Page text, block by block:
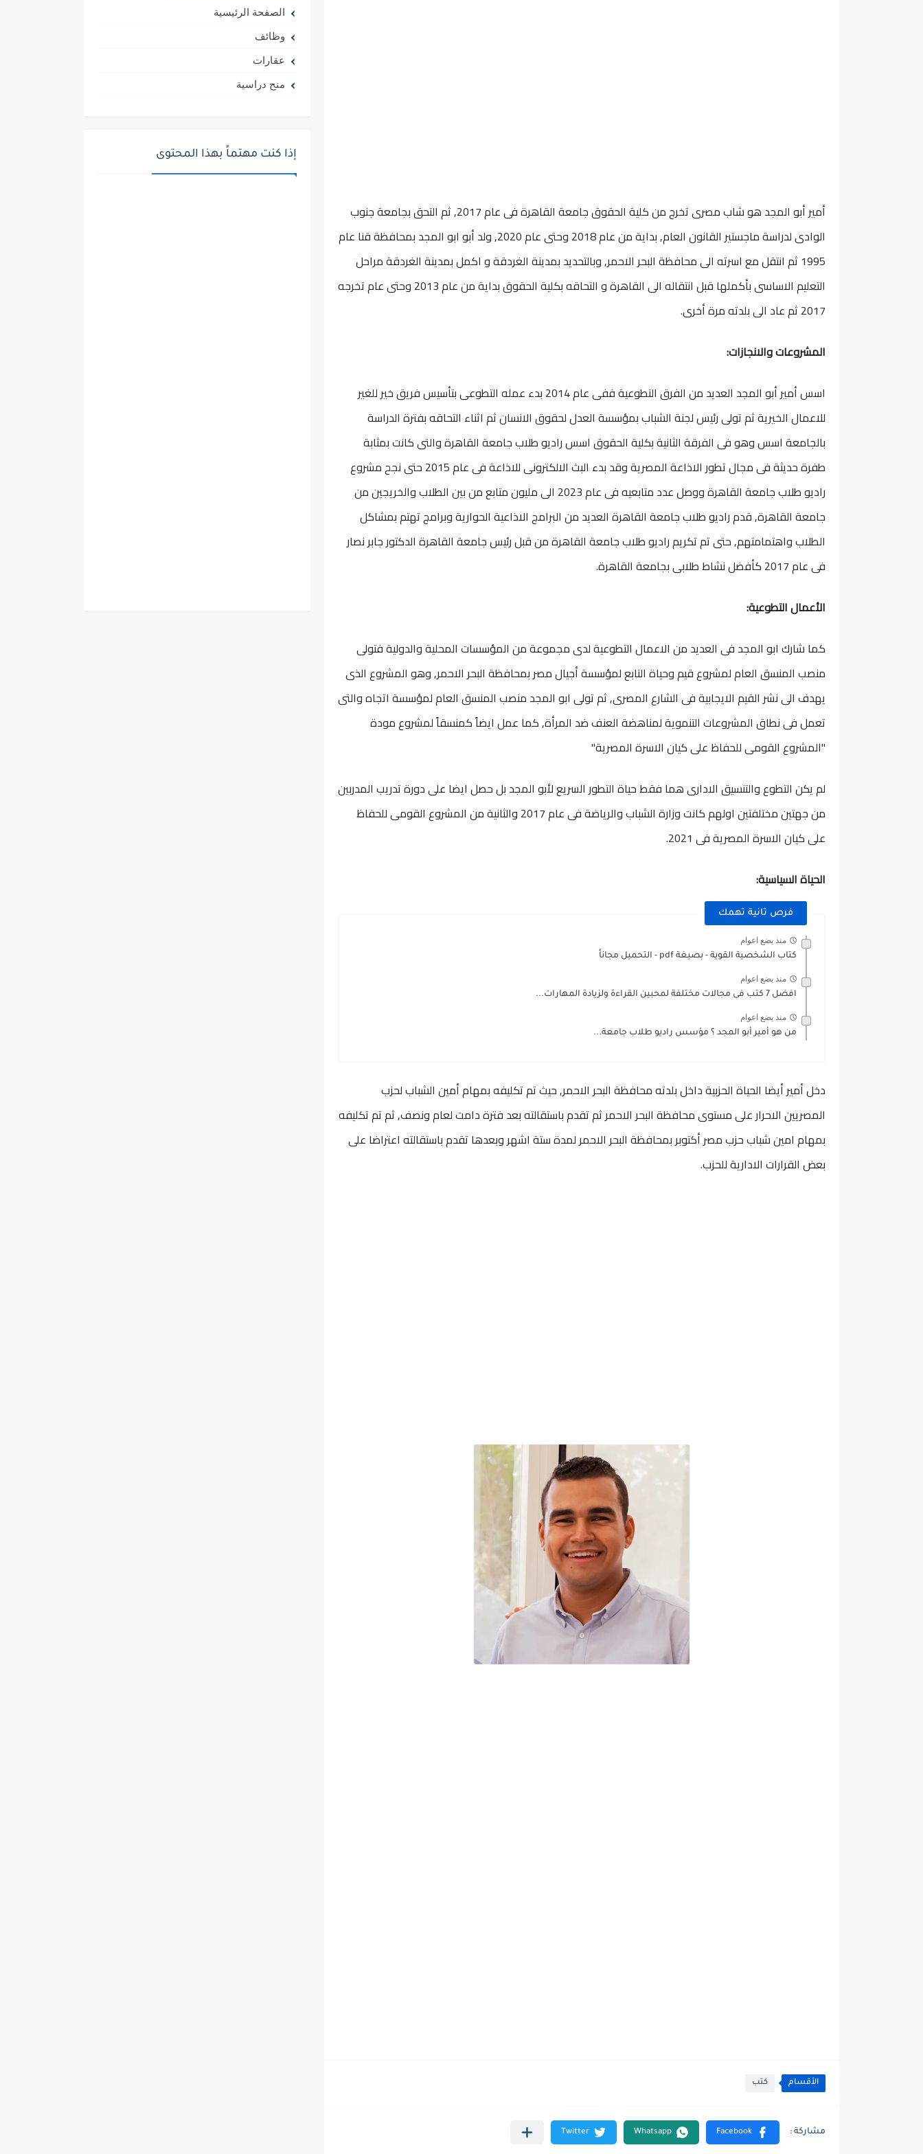
أمير أبو المجد هو شاب مصرى تخرج من كلية الحقوق جامعة القاهرة فى عام 2017, ثم التحق بجامعة جنوب
الوادى لدراسة ماجستير القانون العام, بداية من عام 2018 وحتى عام 2020, ولد أبو ابو المجد بمحافظة قنا عام
1995 ثم انتقل مع اسرته الى محافظة البحر الاحمر, وبالتحديد بمدينة الغردقة و اكمل بمدينة الغردقة مراحل
التعليم الاساسى بأكملها قبل انتقاله الى القاهرة و التحاقه بكلية الحقوق بداية من عام 2013 وحتى عام تخرجه
2017 ثم عاد الى بلدته مرة أخرى.
المشروعات والانجازات:
اسس أمير أبو المجد العديد من الفرق التطوعية ففى عام 2014 بدء عمله التطوعى بتأسيس فريق خير للغير
للاعمال الخيرية ثم تولى رئيس لجنة الشباب بمؤسسة العدل لحقوق الانسان ثم اثناء التحاقه بفترة الدراسة
بالجامعة اسس وهو فى الفرقة الثانية بكلية الحقوق اسس راديو طلاب جامعة القاهرة والتى كانت بمثابة
طفرة حديثة فى مجال تطور الاذاعة المصرية وقد بدء البث الالكترونى للاذاعة فى عام 2015 حتى نجح مشروع
راديو طلاب جامعة القاهرة ووصل عدد متابعيه فى عام 2023 الى مليون متابع من بين الطلاب والخريجين من
جامعة القاهرة, قدم راديو طلاب جامعة القاهرة العديد من البرامج الاذاعية الحوارية وبرامج تهتم بمشاكل
الطلاب واهتمامتهم, حتى تم تكريم راديو طلاب جامعة القاهرة من قبل رئيس جامعة القاهرة الدكتور جابر نصار
فى عام 2017 كأفضل نشاط طلابى بجامعة القاهرة.
الأعمال التطوعية:
كما شارك ابو المجد فى العديد من الاعمال التطوعية لدى مجموعة من المؤسسات المحلية والدولية فتولى
منصب المنسق العام لمشروع قيم وحياة التابع لمؤسسة أجيال مصر بمحافظة البحر الاحمر, وهو المشروع الذى
يهدف الى نشر القيم الايجابية فى الشارع المصرى, ثم تولى ابو المجد منصب المنسق العام لمؤسسة اتجاه والتى
تعمل فى نطاق المشروعات التنموية لمناهضة العنف ضد المرأة, كما عمل ايضاً كمنسقاً لمشروع مودة
"المشروع القومى للحفاظ على كيان الاسرة المصرية"
لم يكن التطوع والتنسيق الادارى هما فقط حياة التطور السريع لأبو المجد بل حصل ايضا على دورة تدريب المدربين
من جهتين مختلفتين اولهم كانت وزارة الشباب والرياضة فى عام 2017 والثانية من المشروع القومى للحفاظ
على كيان الاسرة المصرية فى 2021.
الحياة السياسية:
فرص تانية تهمك
منذ بضع اعوام
كتاب الشخصية القوية - بصيغة pdf - التحميل مجاناً
منذ بضع اعوام
افضل 7 كتب فى مجالات مختلفة لمحبين القراءة ولزيادة المهارات...
منذ بضع اعوام
من هو أمير أبو المجد ؟ مؤسس راديو طلاب جامعة...
دخل أمير أيضا الحياة الحزبية داخل بلدته محافظة البحر الاحمر, حيث تم تكليفه بمهام أمين الشباب لحزب
المصريين الاحرار على مستوى محافظة البحر الاحمر ثم تقدم باستقالته بعد فترة دامت لعام ونصف, ثم تم تكليفه
بمهام امين شباب حزب مصر أكتوبر بمحافظة البحر الاحمر لمدة ستة اشهر وبعدها تقدم باستقالته اعتراضا على
بعض القرارات الادارية للحزب.
الأقسام كتب
الصفحة الرئيسية
وظائف
عقارات
منح دراسية
إذا كنت مهتماً بهذا المحتوى